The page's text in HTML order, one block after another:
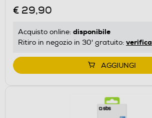
€ 29,90
Acquisto online: disponibile
Ritiro in negozio in 30' gratuito: verifica
AGGIUNGI